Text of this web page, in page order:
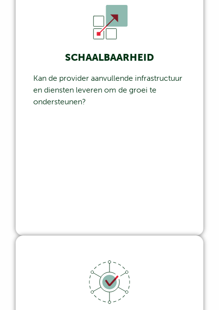
SCHAALBAARHEID
Kan de provider aanvullende infrastructuur
en diensten leveren om de groei te
ondersteunen?